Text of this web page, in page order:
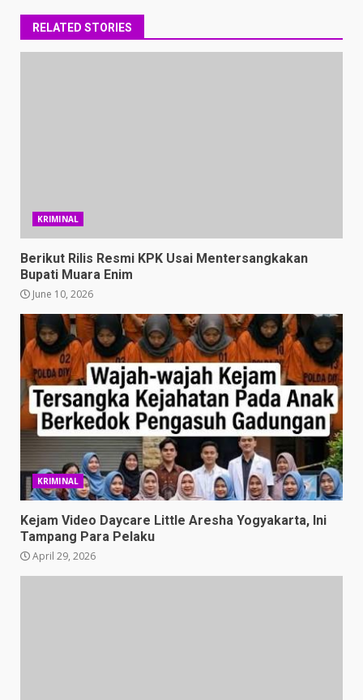
RELATED STORIES
KRIMINAL
Berikut Rilis Resmi KPK Usai Mentersangkakan
Bupati Muara Enim
June 10, 2026
KRIMINAL
Kejam Video Daycare Little Aresha Yogyakarta, Ini
Tampang Para Pelaku
April 29, 2026